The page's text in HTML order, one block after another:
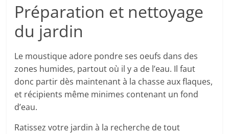
Préparation et nettoyage
du jardin
Le moustique adore pondre ses oeufs dans des
zones humides, partout où il y a de l’eau. Il faut
donc partir dès maintenant à la chasse aux flaques,
et récipients même minimes contenant un fond
d’eau.
Ratissez votre jardin à la recherche de tout